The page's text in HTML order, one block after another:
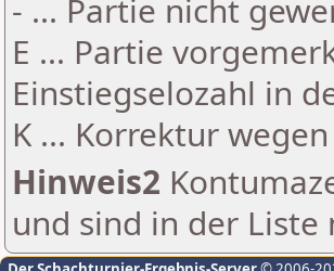
- ... Partie nicht
E ... Partie
Einstiegselozahl in
K ... Korrektur
Hinweis2
und sind in der